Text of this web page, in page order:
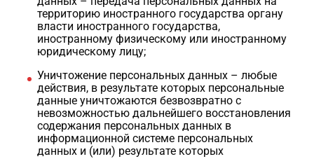
территорию иностранного государства органу
власти иностранного государства,
иностранному физическому или иностранному
юридическому лицу;
Уничтожение персональных данных – любые
действия, в результате которых персональные
данные уничтожаются безвозвратно с
невозможностью дальнейшего восстановления
содержания персональных данных в
информационной системе персональных
данных и (или) результате которых